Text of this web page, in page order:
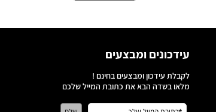
עידכונים ומבצעים
לקבלת עידכון ומבצעים בחינם !
מלאו בשדה הבא את כתובת המייל שלכם